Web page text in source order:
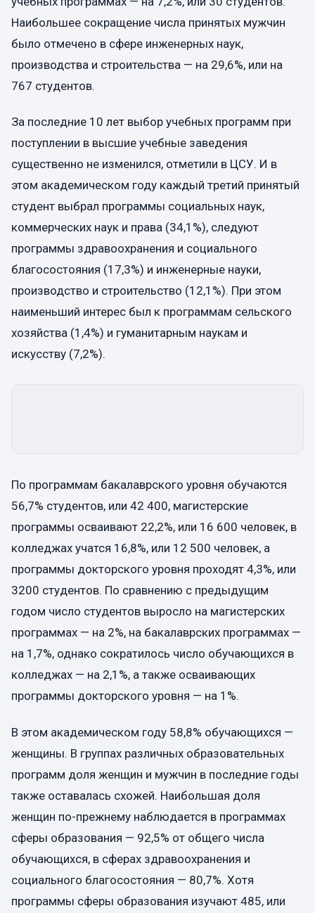
Наибольшее сокращение числа принятых мужчин
было отмечено в сфере инженерных наук,
производства и строительства — на 29,6%, или на
767 студентов.
За последние 10 лет выбор учебных программ при
поступлении в высшие учебные заведения
существенно не изменился, отметили в ЦСУ. И в
этом академическом году каждый третий принятый
студент выбрал программы социальных наук,
коммерческих наук и права (34,1%), следуют
программы здравоохранения и социального
благосостояния (17,3%) и инженерные науки,
производство и строительство (12,1%). При этом
наименьший интерес был к программам сельского
хозяйства (1,4%) и гуманитарным наукам и
искусству (7,2%).
По программам бакалаврского уровня обучаются
56,7% студентов, или 42 400, магистерские
программы осваивают 22,2%, или 16 600 человек, в
колледжах учатся 16,8%, или 12 500 человек, а
программы докторского уровня проходят 4,3%, или
3200 студентов. По сравнению с предыдущим
годом число студентов выросло на магистерских
программах — на 2%, на бакалаврских программах —
на 1,7%, однако сократилось число обучающихся в
колледжах — на 2,1%, а также осваивающих
программы докторского уровня — на 1%.
В этом академическом году 58,8% обучающихся —
женщины. В группах различных образовательных
программ доля женщин и мужчин в последние годы
также оставалась схожей. Наибольшая доля
женщин по-прежнему наблюдается в программах
сферы образования — 92,5% от общего числа
обучающихся, в сферах здравоохранения и
социального благосостояния — 80,7%. Хотя
программы сферы образования изучают 485, или